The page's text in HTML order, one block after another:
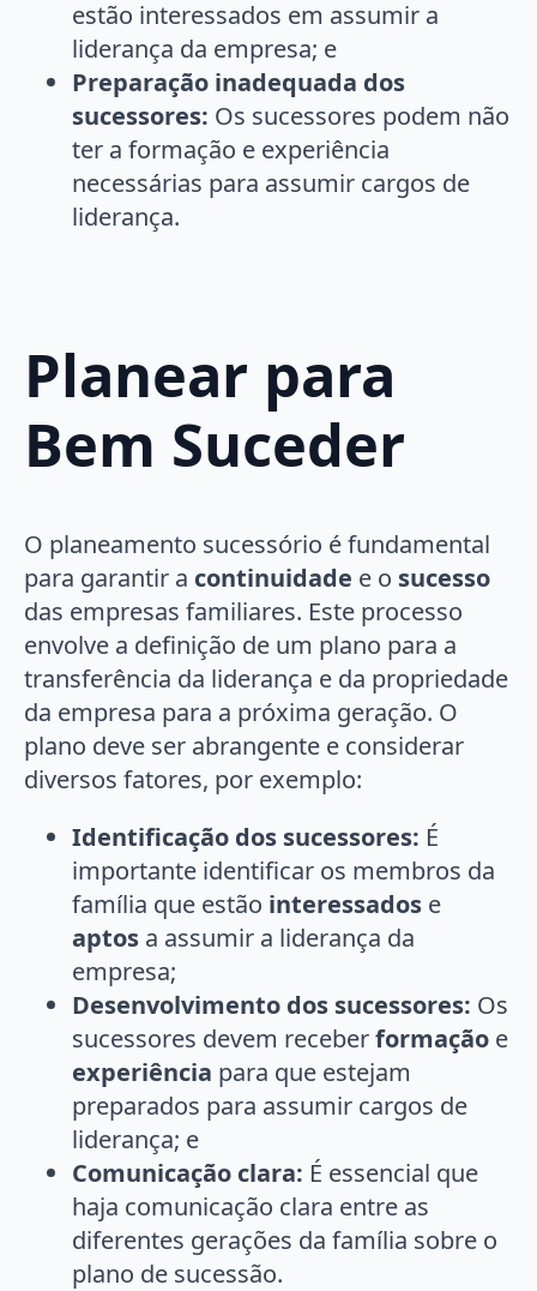
estão interessados em assumir a
liderança da empresa; e
Preparação inadequada dos
sucessores: Os sucessores podem não
ter a formação e experiência
necessárias para assumir cargos de
liderança.
Planear para
Bem Suceder
O planeamento sucessório é fundamental
para garantir a continuidade e o sucesso
das empresas familiares. Este processo
envolve a definição de um plano para a
transferência da liderança e da propriedade
da empresa para a próxima geração. O
plano deve ser abrangente e considerar
diversos fatores, por exemplo:
Identificação dos sucessores: É
importante identificar os membros da
família que estão interessados e
aptos a assumir a liderança da
empresa;
Desenvolvimento dos sucessores: Os
sucessores devem receberformação e
experiência para que estejam
preparados para assumir cargos de
liderança; e
Comunicação clara: É essencial que
haja comunicação clara entre as
diferentes gerações da família sobre o
plano de sucessão.